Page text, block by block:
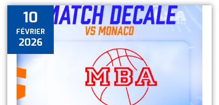
10
FÉVRIER
2026